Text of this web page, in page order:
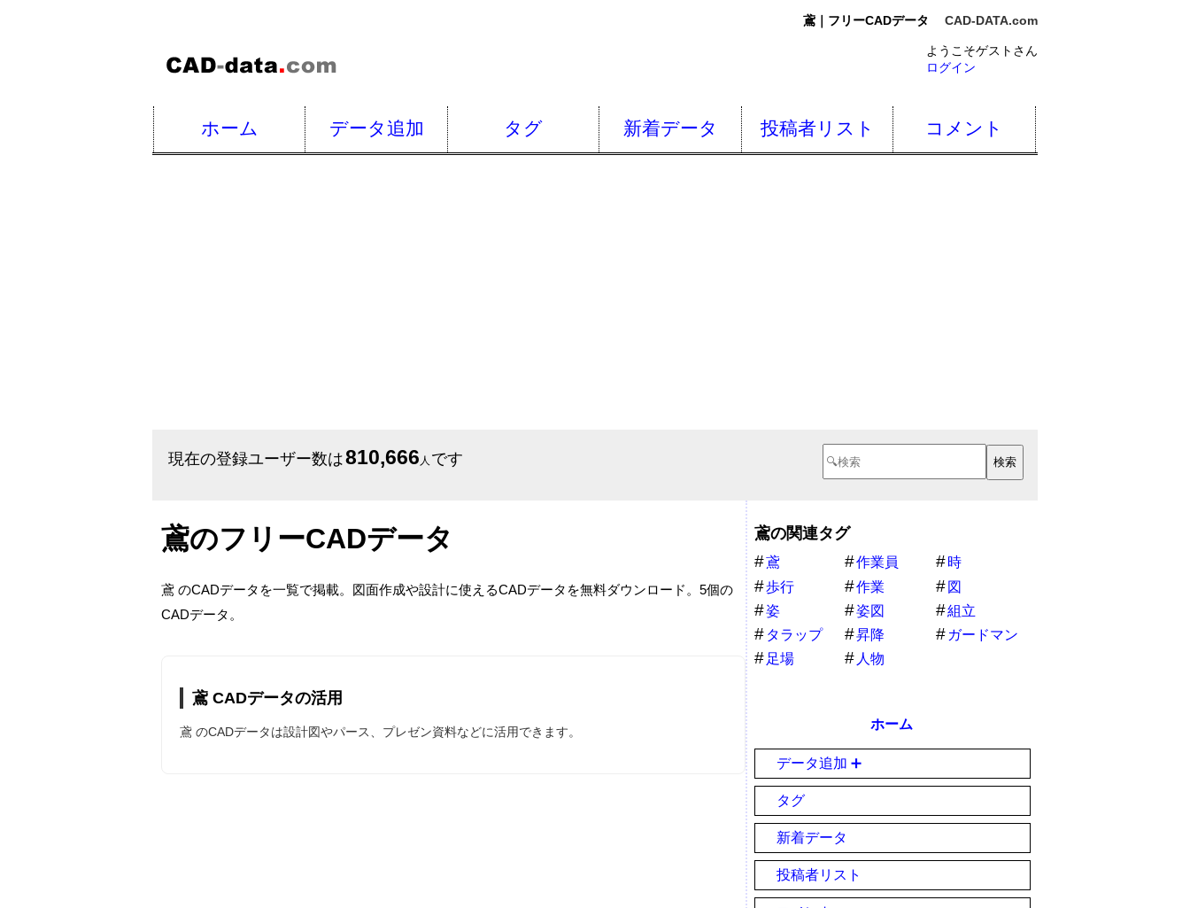
鳶｜フリーCADデータ CAD-DATA.com
ようこそゲストさん
ログイン
ホーム データ追加 タグ 新着データ 投稿者リスト コメント
現在の登録ユーザー数は810,666 人 です
鳶のフリーCADデータ
鳶 のCADデータを一覧で掲載。図面作成や設計に使えるCADデータを無料ダウンロード。5個の
CADデータ。
鳶 CADデータの活用
鳶 のCADデータは設計図やパース、プレゼン資料などに活用できます。
鳶の関連タグ
鳶 作業員
時
歩行
作業
図
姿
姿図
組立
タラップ
昇降
ガードマン
足場
人物
ホーム
データ追加 ➕
タグ
新着データ
投稿者リスト